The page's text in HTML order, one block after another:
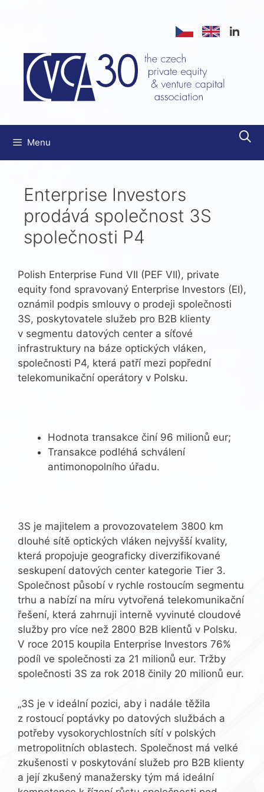
Menu
Enterprise Investors
prodává společnost 3S
společnosti P4
Polish Enterprise Fund VII (PEF VII), private
equity fond spravovaný Enterprise Investors (EI),
oznámil podpis smlouvy o prodeji společnosti
3S, poskytovatele služeb pro B2B klienty
v segmentu datových center a síťové
infrastruktury na báze optických vláken,
společnosti P4, která patří mezi popřední
telekomunikační operátory v Polsku.
Hodnota transakce činí 96 milionů eur;
Transakce podléhá schválení
antimonopolního úřadu.
3S je majitelem a provozovatelem 3800 km
dlouhé sítě optických vláken nejvyšší kvality,
která propojuje geograficky diverzifikované
seskupení datových center kategorie Tier 3.
Společnost působí v rychle rostoucím segmentu
trhu a nabízí na míru vytvořená telekomunikační
řešení, která zahrnuji interně vyvinuté cloudové
služby pro více než 2800 B2B klientů v Polsku.
V roce 2015 koupila Enterprise Investors 76%
podíl ve společnosti za 21 milionů eur. Tržby
společnosti 3S za rok 2018 činily 20 milionů eur.
„3S je v ideální pozici, aby i nadále těžila
z rostoucí poptávky po datových službách a
potřeby vysokorychlostních sítí v polských
metropolitních oblastech. Společnost má velké
zkušenosti v poskytování služeb pro B2B klienty
a její zkušený manažersky tým má ideální